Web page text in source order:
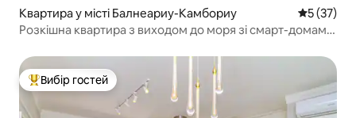
Квартира у місті Балнеариу-Камбориу Середня
5 (37)
Розкішна квартира з виходом до моря зі смарт-домами,
Топ вибір гостей
Вибір гостей